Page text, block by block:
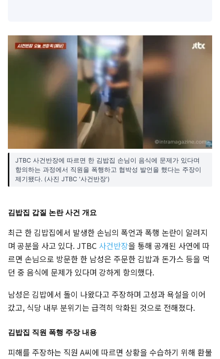
JTBC 사건반장에 따르면 한 김밥집 손님이 음식에 문제가 있다며
항의하는 과정에서 직원을 폭행하고 협박성 발언을 했다는 주장이
제기됐다. (사진 JTBC '사건반장')
김밥집 갑질 논란 사건 개요
최근 한 김밥집에서 발생한 손님의 폭언과 폭행 논란이 알려지
며 공분을 사고 있다. JTBC 사건반장을 통해 공개된 사연에 따
르면 손님으로 방문한 한 남성은 주문한 김밥과 돈가스 등을 먹
던 중 음식에 문제가 있다며 강하게 항의했다.
남성은 김밥에서 돌이 나왔다고 주장하며 고성과 욕설을 이어
갔고, 식당 내부 분위기는 급격히 악화된 것으로 전해졌다.
김밥집 직원 폭행 주장 내용
피해를 주장하는 직원 A씨에 따르면 상황을 수습하기 위해 환불